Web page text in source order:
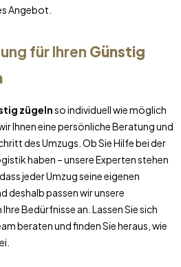
Angebot.
für Ihren Günstig
zügelnso individuell wie möglich
Ihnen eine persönliche Beratung und
des Umzugs. Ob Sie Hilfe bei der
haben – unsere Experten stehen
jeder Umzug seine eigenen
deshalb passen wir unsere
Bedürfnisse an. Lassen Sie sich
beraten und finden Sie heraus, wie